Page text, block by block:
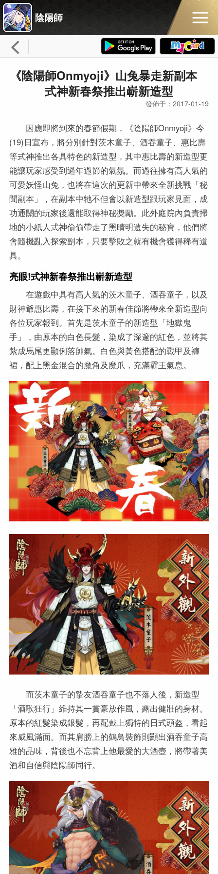
陰陽師
《陰陽師Onmyoji》山兔暴走新副本
式神新春祭推出嶄新造型
發佈于：2017-01-19
因應即將到來的春節假期，《陰陽師Onmyoji》今
(19)日宣布，將分別針對茨木童子、酒吞童子、惠比壽
等式神推出各具特色的新造型，其中惠比壽的新造型更
能讓玩家感受到過年過節的氣氛。而過往擁有高人氣的
可愛妖怪山兔，也將在這次的更新中帶來全新挑戰「秘
聞副本」，在副本中牠不但會以新造型跟玩家見面，成
功通關的玩家後還能取得神秘獎勵。此外庭院內負責掃
地的小紙人式神偷偷帶走了黑晴明遺失的秘寶，他們將
會隨機亂入探索副本，只要擊敗之就有機會獲得稀有道
具。
亮眼!式神新春祭推出嶄新造型
在遊戲中具有高人氣的茨木童子、酒吞童子，以及
財神爺惠比壽，在接下來的新春佳節將帶來全新造型向
各位玩家報到。首先是茨木童子的新造型「地獄鬼
手」，由原本的白色長髮，染成了深邃的紅色，並將其
紮成馬尾更顯俐落帥氣。白色與黃色搭配的戰甲及褲
裙，配上黑金混合的魔角及魔爪，充滿霸王氣息。
而茨木童子的摯友酒吞童子也不落人後，新造型
「酒歌狂行」維持其一貫豪放作風，露出健壯的身材。
原本的紅髮染成銀髮，再配戴上獨特的日式頭盔，看起
來威風滿面。而其肩膀上的鶴鳥裝飾則顯出酒吞童子高
雅的品味，背後也不忘背上他最愛的大酒壺，將帶著美
酒和自信與陰陽師同行。